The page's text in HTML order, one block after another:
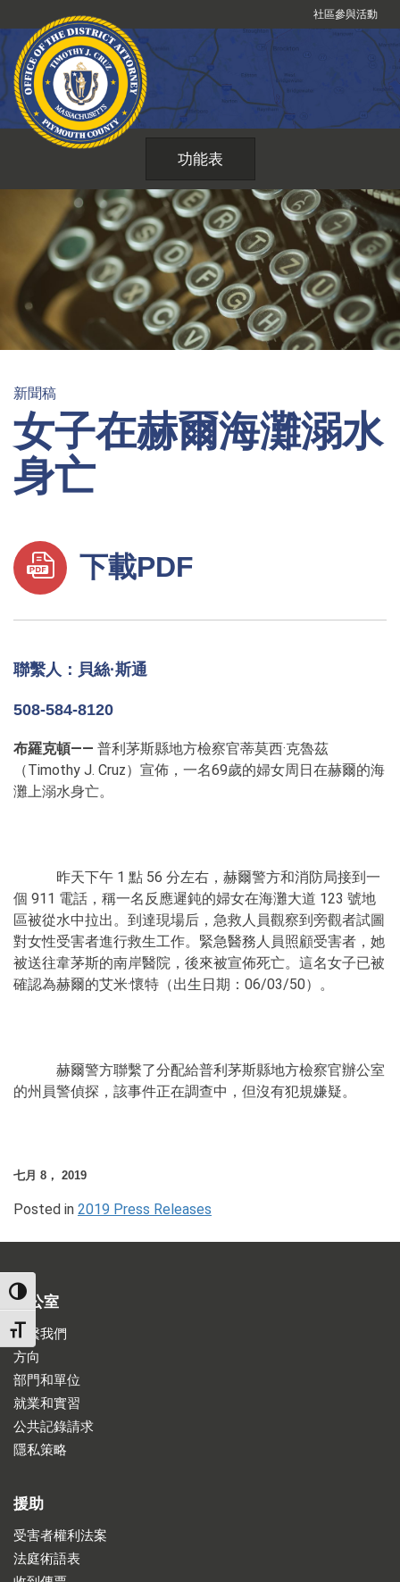
TOGGLE HIGH CONTRAST
TOGGLE FONT SIZE
到
內
社區參與活動
功能表
新聞稿
女子在赫爾海灘溺水
身亡
下載PDF
聯繫人：貝絲·斯通
508-584-8120
布羅克頓—— 普利茅斯縣地方檢察官蒂莫西·克魯茲
（Timothy J. Cruz）宣佈，一名69歲的婦女周日在赫爾的海
灘上溺水身亡。
昨天下午 1 點 56 分左右，赫爾警方和消防局接到一
個 911 電話，稱一名反應遲鈍的婦女在海灘大道 123 號地
區被從水中拉出。到達現場后，急救人員觀察到旁觀者試圖
對女性受害者進行救生工作。緊急醫務人員照顧受害者，她
被送往韋茅斯的南岸醫院，後來被宣佈死亡。這名女子已被
確認為赫爾的艾米·懷特（出生日期：06/03/50）。
赫爾警方聯繫了分配給普利茅斯縣地方檢察官辦公室
的州員警偵探，該事件正在調查中，但沒有犯規嫌疑。
七月 8， 2019
Posted in 2019 Press Releases
辦公室
聯繫我們
方向
部門和單位
就業和實習
公共記錄請求
隱私策略
援助
受害者權利法案
法庭術語表